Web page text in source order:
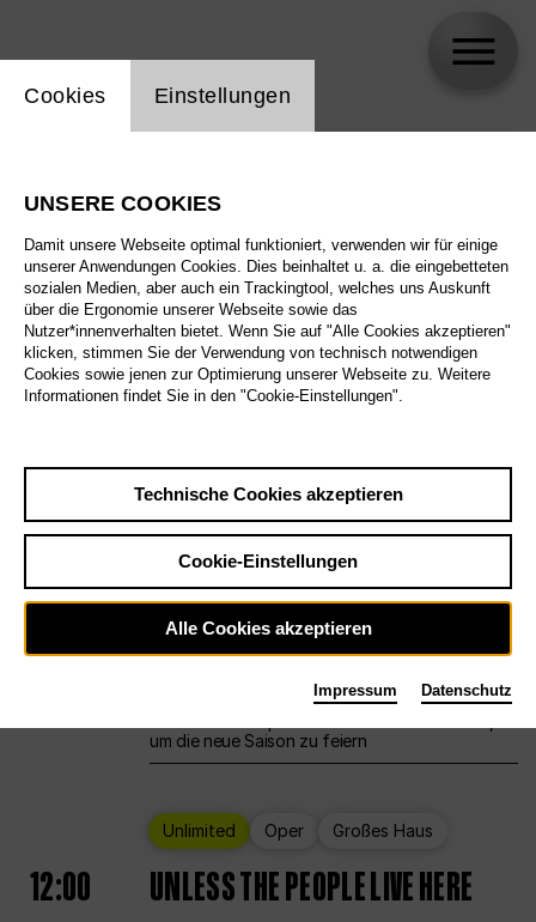
Alle Sparten
Alle Spielstätten
Alle Merkmale
Sa29.8.
Großes Haus
12:00 Eröffnungswochenende
um die neue Saison zu feiern
Unlimited Oper Großes Haus
12:00 UNLESS THE PEOPLE LIVE HERE
Einstellung Website Cookie
Cookies Einstellungen
UNSERE COOKIES
Damit unsere Webseite optimal funktioniert, verwenden wir für einige
unserer Anwendungen Cookies. Dies beinhaltet u. a. die eingebetteten
sozialen Medien, aber auch ein Trackingtool, welches uns Auskunft
über die Ergonomie unserer Webseite sowie das
Nutzer*innenverhalten bietet. Wenn Sie auf "Alle Cookies akzeptieren"
klicken, stimmen Sie der Verwendung von technisch notwendigen
Cookies sowie jenen zur Optimierung unserer Webseite zu. Weitere
Informationen findet Sie in den "Cookie-Einstellungen".
Technische Cookies akzeptieren
Cookie-Einstellungen
Alle Cookies akzeptieren
Impressum Datenschutz